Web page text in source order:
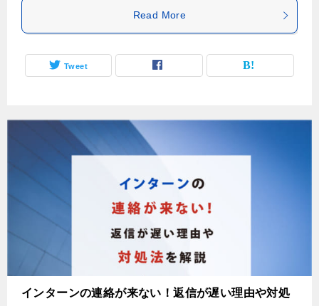
Read More
Tweet
インターンの連絡が来ない！返信が遅い理由や対処